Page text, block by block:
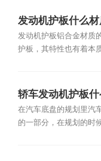
发动机护板什么材
发动机护板铝合金材质
护板，其特性也有着本
轿车发动机护板
在汽车底盘的规划里汽
的一部分，在规划的时